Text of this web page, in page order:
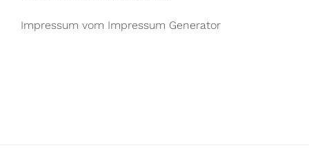
Impressum vom Impressum Generator